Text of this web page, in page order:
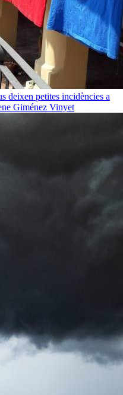
deixen petites incidències a
Giménez Vinyet